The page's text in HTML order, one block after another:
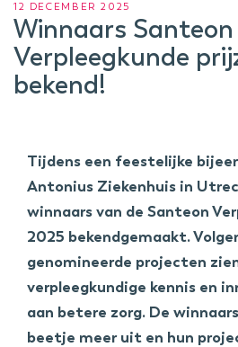
12 DECEMBER 2025
Winnaars Santeon
Verpleegkunde
bekend!
Tijdens een feestelijke
Antonius Ziekenhuis in
winnaars van de Santeon
2025 bekendgemaakt.
genomineerde projecten
verpleegkundige kennis en
aan betere zorg. De
beetje meer uit en hun